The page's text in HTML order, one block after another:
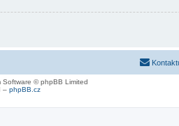
Software © phpBB Limited
– phpBB.cz